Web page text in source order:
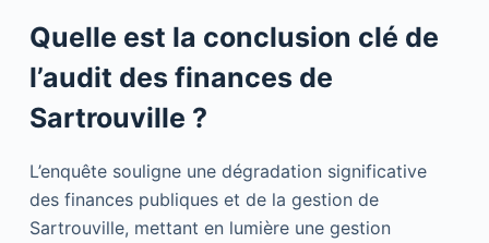
Quelle est la conclusion clé de
l’audit des finances de
Sartrouville ?
L’enquête souligne une dégradation significative
des finances publiques et de la gestion de
Sartrouville, mettant en lumière une gestion